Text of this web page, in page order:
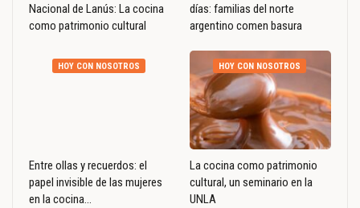
Nacional de Lanús: La cocina
como patrimonio cultural
días: familias del norte
argentino comen basura
HOY CON NOSOTROS
Entre ollas y recuerdos: el
papel invisible de las mujeres
en la cocina…
HOY CON NOSOTROS
La cocina como patrimonio
cultural, un seminario en la
UNLA